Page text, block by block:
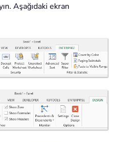
Aşağıdaki ekran